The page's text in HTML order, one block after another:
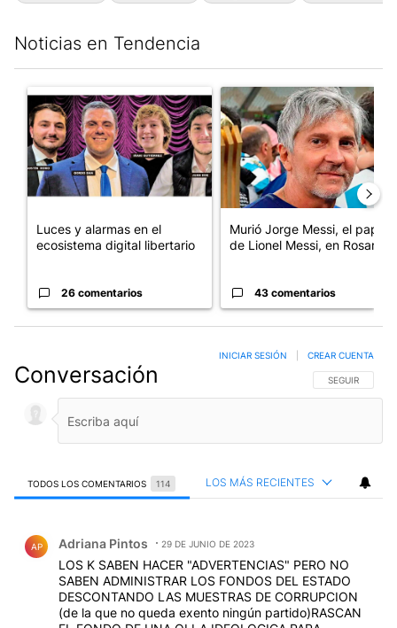
Noticias en Tendencia
Un artículo de tendencia con el título "Luces y alarmas en el
Luces y alarmas en el
ecosistema digital libertario
26 comentarios
Un artículo de tendencia con
Murió Jorge Messi, el papá
de Lionel Messi, en Rosario
43 comentarios
Conversación SIGA ESTA
SEGUIR
INICIAR SESIÓN CREAR CUENTA
TODOS LOS COMENTARIOS 114 LOS MÁS RECIENTES
AP Adriana Pintos 29 DE JUNIO DE 2023
LOS K SABEN HACER "ADVERTENCIAS" PERO NO
SABEN ADMINISTRAR LOS FONDOS DEL ESTADO
DESCONTANDO LAS MUESTRAS DE CORRUPCION
(de la que no queda exento ningún partido)RASCAN